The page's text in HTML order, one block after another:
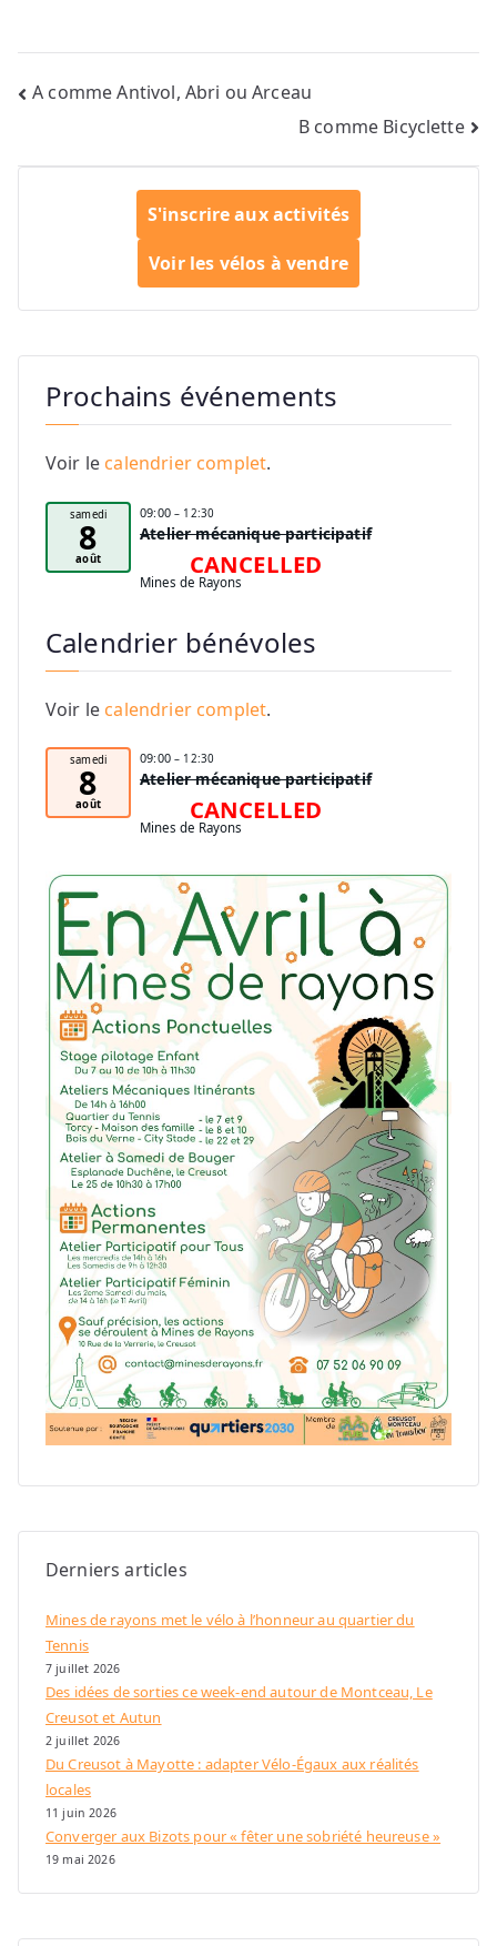
Navigation
A comme Antivol, Abri ou Arceau
B comme Bicyclette
S'inscrire aux activités
Voir les vélos à vendre
Prochains événements
Voir le calendrier complet.
samedi
8
août
09:00 – 12:30
Atelier mécanique participatif
CANCELLED
Mines de Rayons
Calendrier bénévoles
Voir le calendrier complet.
samedi
8
août
09:00 – 12:30
Atelier mécanique participatif
CANCELLED
Mines de Rayons
Derniers articles
Mines de rayons met le vélo à l’honneur au quartier du
Tennis
7 juillet 2026
Des idées de sorties ce week-end autour de Montceau, Le
Creusot et Autun
2 juillet 2026
Du Creusot à Mayotte : adapter Vélo-Égaux aux réalités
locales
11 juin 2026
Converger aux Bizots pour « fêter une sobriété heureuse »
19 mai 2026